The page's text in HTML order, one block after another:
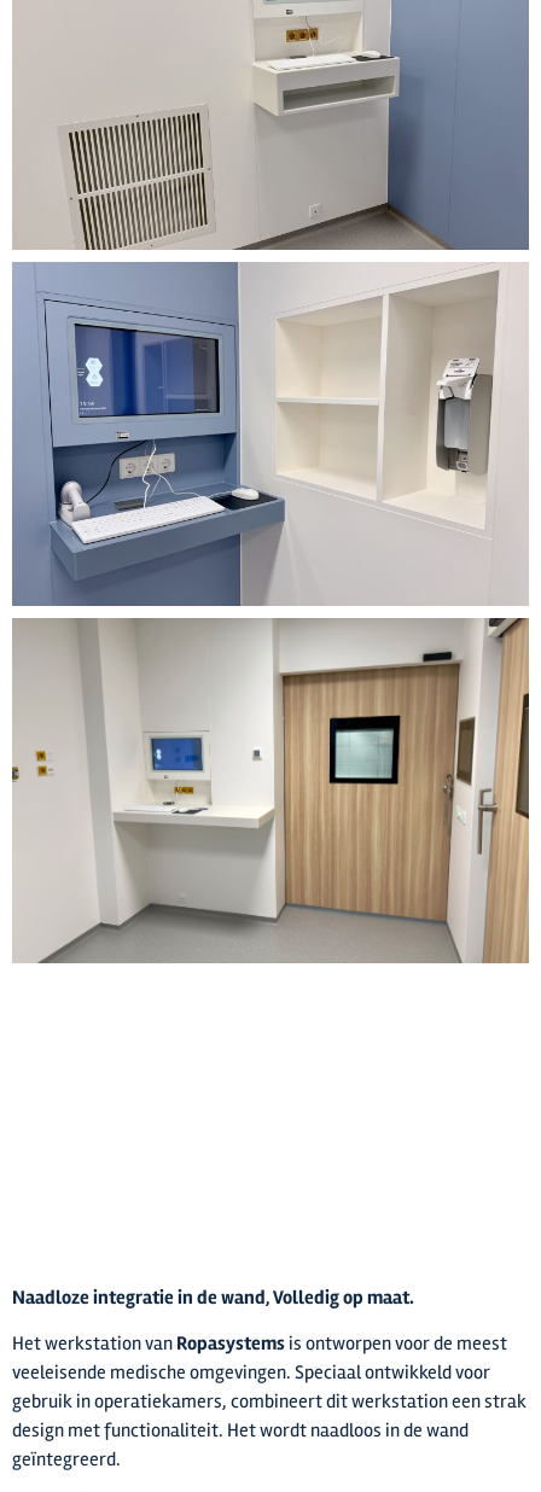
Naadloze integratie in de wand, Volledig op maat.
Het werkstation van Ropasystemsis ontworpen voor de meest
veeleisende medische omgevingen. Speciaal ontwikkeld voor
gebruik in operatiekamers, combineert dit werkstation een strak
design met functionaliteit. Het wordt naadloos in de wand
geïntegreerd.